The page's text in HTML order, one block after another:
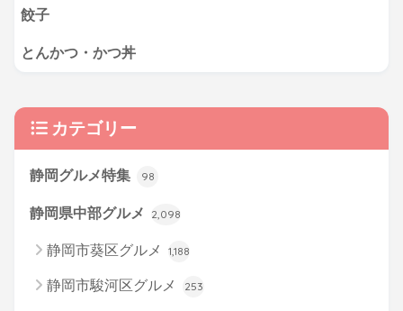
餃子
とんかつ・かつ丼
カテゴリー
静岡グルメ特集 98
静岡県中部グルメ 2,098
静岡市葵区グルメ 1,188
静岡市駿河区グルメ 253